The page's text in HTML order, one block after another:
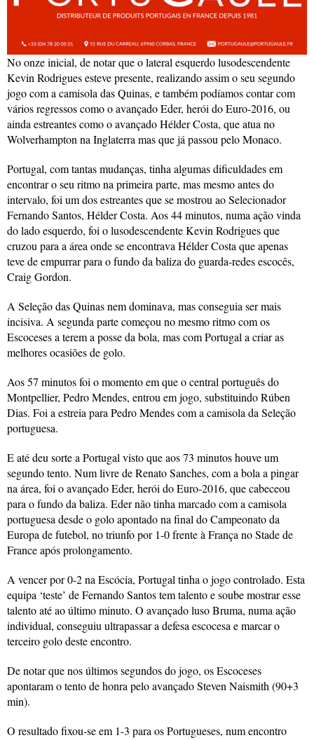
No onze inicial, de notar que o lateral esquerdo lusodescendente
Kevin Rodrigues esteve presente, realizando assim o seu segundo
jogo com a camisola das Quinas, e também podíamos contar com
vários regressos como o avançado Eder, herói do Euro-2016, ou
ainda estreantes como o avançado Hélder Costa, que atua no
Wolverhampton na Inglaterra mas que já passou pelo Monaco.
Portugal, com tantas mudanças, tinha algumas dificuldades em
encontrar o seu ritmo na primeira parte, mas mesmo antes do
intervalo, foi um dos estreantes que se mostrou ao Selecionador
Fernando Santos, Hélder Costa. Aos 44 minutos, numa ação vinda
do lado esquerdo, foi o lusodescendente Kevin Rodrigues que
cruzou para a área onde se encontrava Hélder Costa que apenas
teve de empurrar para o fundo da baliza do guarda-redes escocês,
Craig Gordon.
A Seleção das Quinas nem dominava, mas conseguia ser mais
incisiva. A segunda parte começou no mesmo ritmo com os
Escoceses a terem a posse da bola, mas com Portugal a criar as
melhores ocasiões de golo.
Aos 57 minutos foi o momento em que o central português do
Montpellier, Pedro Mendes, entrou em jogo, substituindo Rúben
Dias. Foi a estreia para Pedro Mendes com a camisola da Seleção
portuguesa.
E até deu sorte a Portugal visto que aos 73 minutos houve um
segundo tento. Num livre de Renato Sanches, com a bola a pingar
na área, foi o avançado Eder, herói do Euro-2016, que cabeceou
para o fundo da baliza. Eder não tinha marcado com a camisola
portuguesa desde o golo apontado na final do Campeonato da
Europa de futebol, no triunfo por 1-0 frente à França no Stade de
France após prolongamento.
A vencer por 0-2 na Escócia, Portugal tinha o jogo controlado. Esta
equipa ‘teste’ de Fernando Santos tem talento e soube mostrar esse
talento até ao último minuto. O avançado luso Bruma, numa ação
individual, conseguiu ultrapassar a defesa escocesa e marcar o
terceiro golo deste encontro.
De notar que nos últimos segundos do jogo, os Escoceses
apontaram o tento de honra pelo avançado Steven Naismith (90+3
min).
O resultado fixou-se em 1-3 para os Portugueses, num encontro